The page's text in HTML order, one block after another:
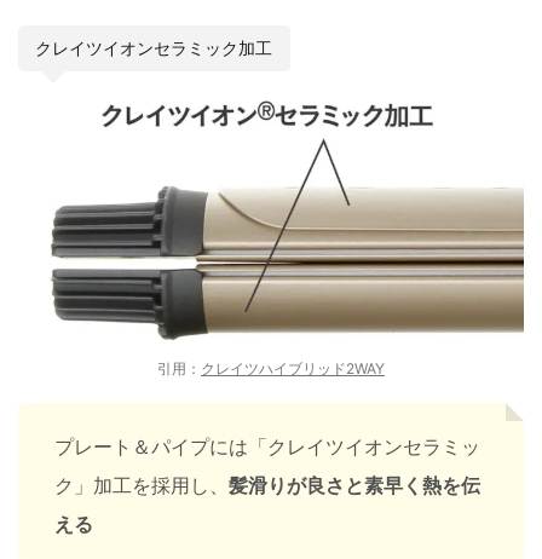
クレイツイオンセラミック加工
引用： クレイツハイブリッド2WAY
プレート＆パイプには「クレイツイオンセラミッ
ク」加工を採用し、 髪滑りが良さと素早く熱を伝
える